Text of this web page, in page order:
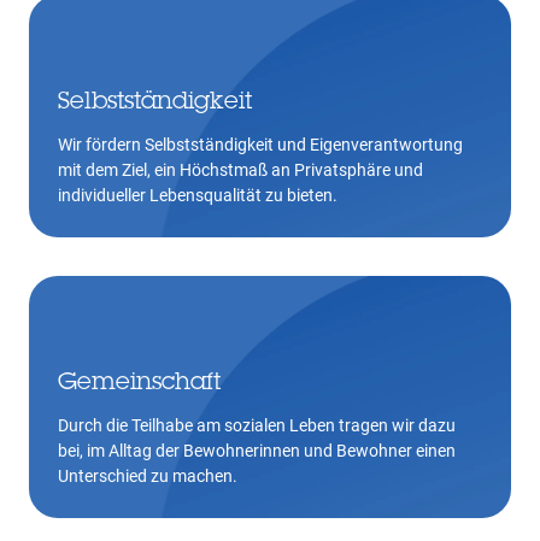
Selbstständigkeit
Wir fördern Selbstständigkeit und Eigenverantwortung
mit dem Ziel, ein Höchstmaß an Privatsphäre und
individueller Lebensqualität zu bieten.
Gemeinschaft
Durch die Teilhabe am sozialen Leben tragen wir dazu
bei, im Alltag der Bewohnerinnen und Bewohner einen
Unterschied zu machen.